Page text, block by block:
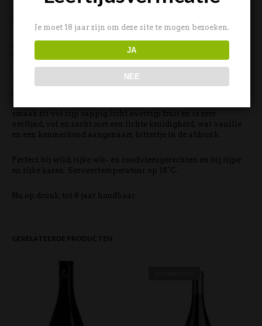
De gebruikte druiven voor deze allen typisch voor
Valpolicella: Corvina, Corvinone, Rondinella.
Torre del Falasco Valpolicella Ripasso Superiore is een
smaak zit vol rijp sappig licht overrijp fruit en is zeer
verfijnd, vol en zacht met een lichte kruidigheid, wat vanille
en een kenmerkend aangenaam bittertje in de afdronk.
Perfect bij wild, rijke wit- en roodvleesgerechten en bij rijpe
en rijke kazen. Serveertemperatuur op 18°C.
Nu op dronk, tot 8 jaar houdbaar.
GERELATEERDE PRODUCTEN
Je moet 18 jaar zijn om deze site te mogen bezoeken.
JA
NEE